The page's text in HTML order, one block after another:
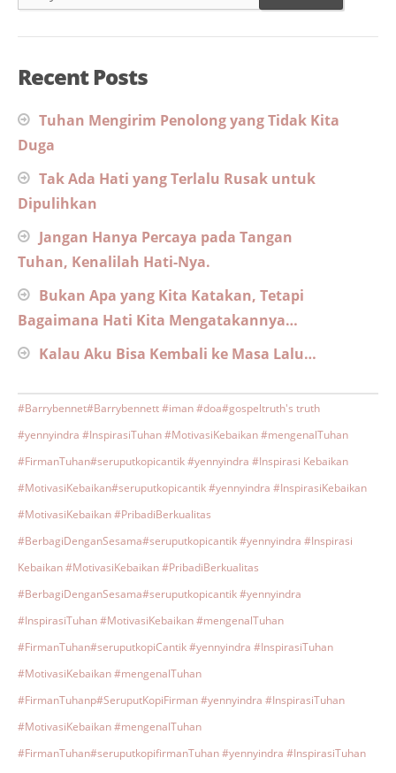
Recent Posts
Tuhan Mengirim Penolong yang Tidak Kita
Duga
Tak Ada Hati yang Terlalu Rusak untuk
Dipulihkan
Jangan Hanya Percaya pada Tangan
Tuhan, Kenalilah Hati-Nya.
Bukan Apa yang Kita Katakan, Tetapi
Bagaimana Hati Kita Mengatakannya…
Kalau Aku Bisa Kembali ke Masa Lalu…
#Barrybennet#Barrybennett #iman #doa#gospeltruth's truth
#yennyindra #InspirasiTuhan #MotivasiKebaikan #mengenalTuhan
#FirmanTuhan#seruputkopicantik #yennyindra #Inspirasi Kebaikan
#MotivasiKebaikan#seruputkopicantik #yennyindra #InspirasiKebaikan
#MotivasiKebaikan #PribadiBerkualitas
#BerbagiDenganSesama#seruputkopicantik #yennyindra #Inspirasi
Kebaikan #MotivasiKebaikan #PribadiBerkualitas
#BerbagiDenganSesama#seruputkopicantik #yennyindra
#InspirasiTuhan #MotivasiKebaikan #mengenalTuhan
#FirmanTuhan#seruputkopiCantik #yennyindra #InspirasiTuhan
#MotivasiKebaikan #mengenalTuhan
#FirmanTuhanp#SeruputKopiFirman #yennyindra #InspirasiTuhan
#MotivasiKebaikan #mengenalTuhan
#FirmanTuhan#seruputkopifirmanTuhan #yennyindra #InspirasiTuhan